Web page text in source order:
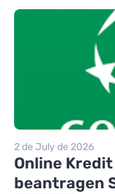
2 de July de 2026
Online
beantragen